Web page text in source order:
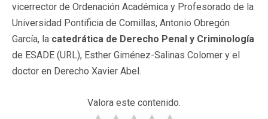
vicerrector de Ordenación Académica y Profesorado de la
Universidad Pontificia de Comillas, Antonio Obregón
García, la catedrática de Derecho Penal y Criminología
de ESADE (URL), Esther Giménez-Salinas Colomer y el
doctor en Derecho Xavier Abel.
Valora este contenido.